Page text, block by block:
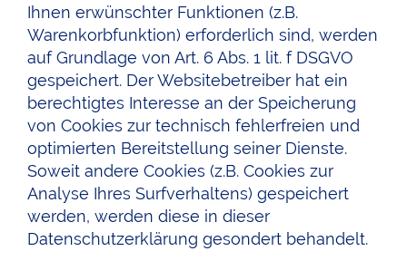
Ihnen erwünschter Funktionen (z.B.
Warenkorbfunktion) erforderlich sind, werden
auf Grundlage von Art. 6 Abs. 1 lit. f DSGVO
gespeichert. Der Websitebetreiber hat ein
berechtigtes Interesse an der Speicherung
von Cookies zur technisch fehlerfreien und
optimierten Bereitstellung seiner Dienste.
Soweit andere Cookies (z.B. Cookies zur
Analyse Ihres Surfverhaltens) gespeichert
werden, werden diese in dieser
Datenschutzerklärung gesondert behandelt.